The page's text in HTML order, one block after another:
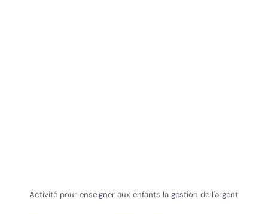
Activité pour enseigner aux enfants la gestion de l'argent